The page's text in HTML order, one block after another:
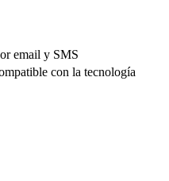
email y SMS
con la tecnología